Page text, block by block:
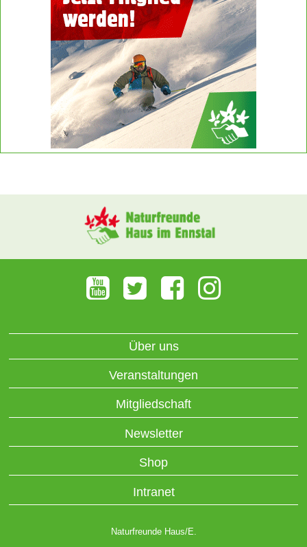
Über uns
Veranstaltungen
Mitgliedschaft
Newsletter
Shop
Intranet
Naturfreunde Haus/E.